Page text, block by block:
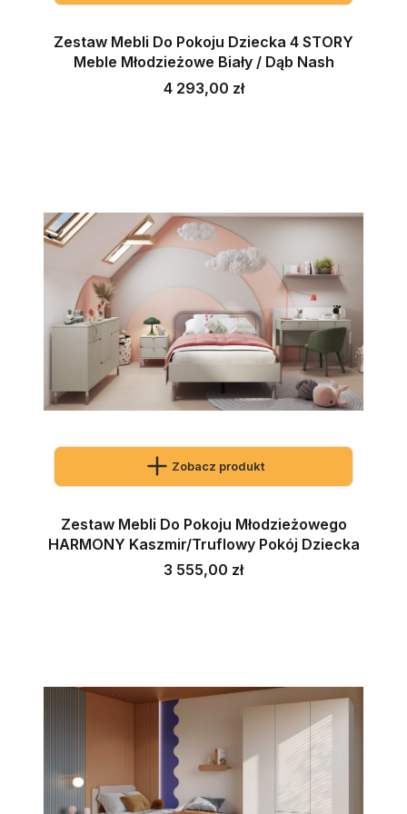
Zestaw Mebli Do Pokoju Dziecka 4 STORY
Meble Młodzieżowe Biały / Dąb Nash
Cena
4 293,00 zł
Zobacz produkt
Zestaw Mebli Do Pokoju Młodzieżowego
HARMONY Kaszmir/Truflowy Pokój Dziecka
Cena
3 555,00 zł